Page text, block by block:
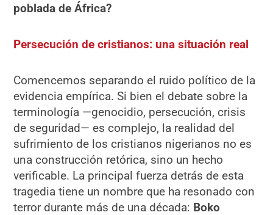
poblada de África?
Persecución de cristianos: una situación real
Comencemos separando el ruido político de la
evidencia empírica. Si bien el debate sobre la
terminología —genocidio, persecución, crisis
de seguridad— es complejo, la realidad del
sufrimiento de los cristianos nigerianos no es
una construcción retórica, sino un hecho
verificable. La principal fuerza detrás de esta
tragedia tiene un nombre que ha resonado con
terror durante más de una década: Boko